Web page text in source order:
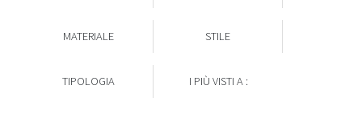
MATERIALE STILE
TIPOLOGIA I PIÙ VISTI A :